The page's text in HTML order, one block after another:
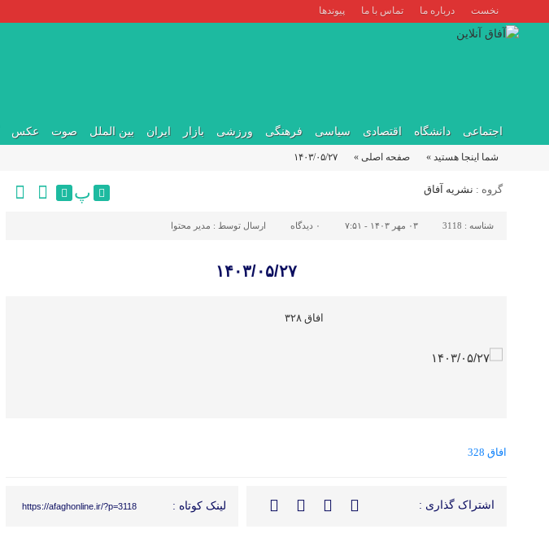
نخست درباره ما تماس با ما پیوندها
اجتماعی دانشگاه اقتصادی سیاسی فرهنگی ورزشی بازار ایران بین الملل صوت عکس
شما اینجا هستید » صفحه اصلی » ۱۴۰۳/۰۵/۲۷
گروه : نشریه آفاق پ
شناسه : 3118 ۰۳ مهر ۱۴۰۳ - ۷:۵۱ ۰ دیدگاه ارسال توسط : مدیر محتوا
۱۴۰۳/۰۵/۲۷
افاق ۳۲۸
افاق 328
اشتراک گذاری : لینک کوتاه : https://afaghonline.ir/?p=3118